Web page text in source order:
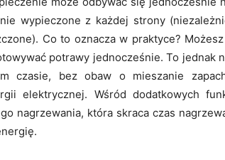
wypieczone z każdej strony
Co to oznacza w praktyce?
potrawy jednocześnie. To jednak
czasie, bez obaw o mieszanie
elektrycznej. Wśród dodatkowych
nagrzewania, która skraca czas